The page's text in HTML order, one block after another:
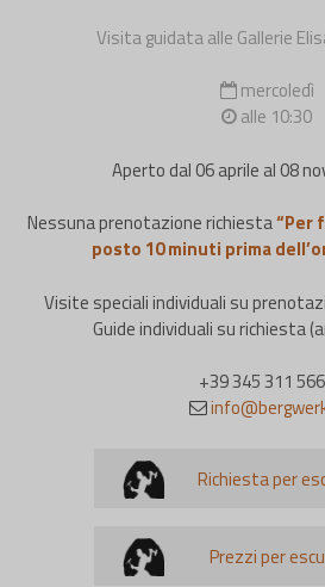
Visita guidata alle Gallerie
mercoledì
alle 10:30
Aperto dal 06 aprile al 08
Nessuna prenotazione richiesta“Per
posto 10 minuti prima
Visite speciali individuali su
Guide individuali su richiesta
+39 345 311
Richiesta per
Prezzi per